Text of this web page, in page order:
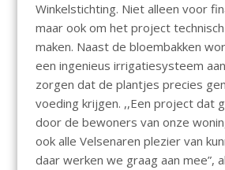
Winkelstichting. Niet alleen voor
maar ook om het project
maken. Naast de bloembakken
een ingenieus irrigatiesysteem
zorgen dat de plantjes precies
voeding krijgen. ,,Een project dat
door de bewoners van onze
ook alle Velsenaren plezier van
daar werken we graag aan mee”,